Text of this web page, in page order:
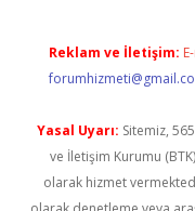
Reklam ve İletişim:
Yasal Uyarı: Sitemiz,
ve İletişim Kurumu
olarak hizmet